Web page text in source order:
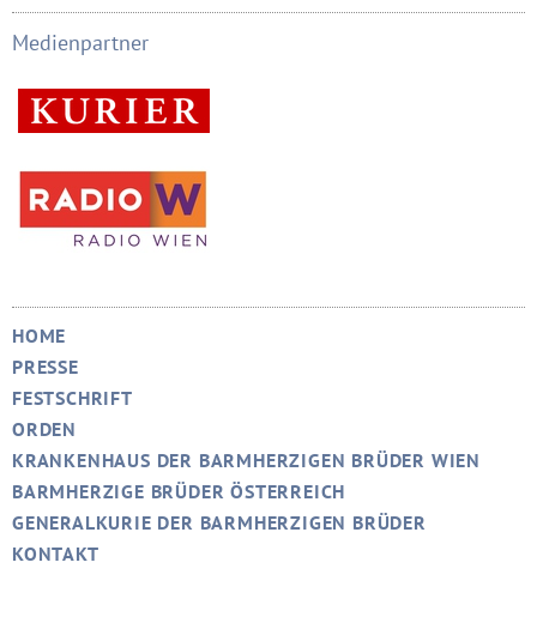
Medienpartner
HOME
PRESSE
FESTSCHRIFT
ORDEN
KRANKENHAUS DER BARMHERZIGEN BRÜDER WIEN
BARMHERZIGE BRÜDER ÖSTERREICH
GENERALKURIE DER BARMHERZIGEN BRÜDER
KONTAKT